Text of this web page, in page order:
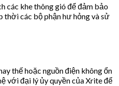
các khe thông gió để đảm bảo
thời các bộ phận hư hỏng và sử
thế hoặc nguồn điện không ổn
với đại lý ủy quyền của Xrite để